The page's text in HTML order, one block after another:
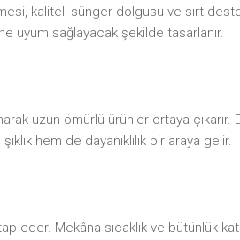
kaliteli sünger dolgusu ve sırt
uyum sağlayacak şekilde tasarlanır.
uzun ömürlü ürünler ortaya
hem de dayanıklılık bir araya gelir.
Mekâna sıcaklık ve bütünlük